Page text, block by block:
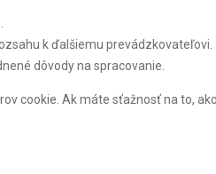
k ďalšiemu prevádzkovateľovi.
dôvody na spracovanie.
cookie. Ak máte sťažnosť na to,